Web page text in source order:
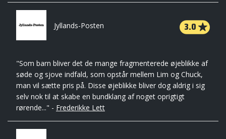
Jyllands-Posten 3.0
"Som barn bliver det de mange fragmenterede øjeblikke af
søde og sjove indfald, som opstår mellem Lim og Chuck,
man vil sætte pris på. Disse øjeblikke bliver dog aldrig i sig
selv nok til at skabe en bundklang af noget oprigtigt
rørende..." - Frederikke Lett